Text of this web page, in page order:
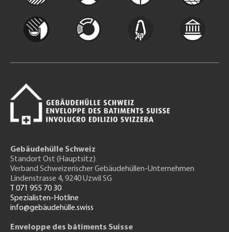
Gebäudehülle Schweiz
Standort Ost (Hauptsitz)
Verband Schweizerischer Gebäudehüllen-Unternehmen
Lindenstrasse 4, 9240 Uzwil SG
T 071 955 70 30
Spezialisten-Hotline
info@gebäudehülle.swiss
Enveloppe des bâtiments Suisse